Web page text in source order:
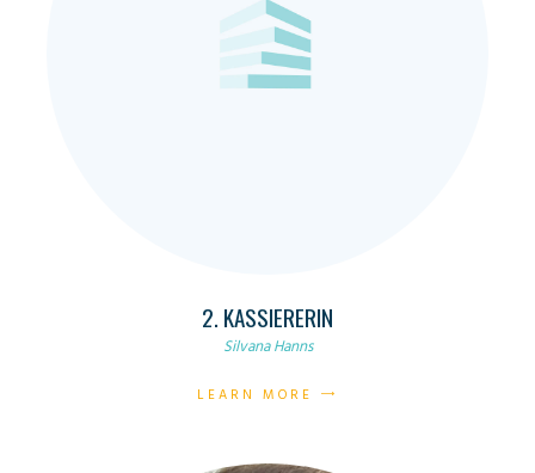
2. KASSIERERIN
Silvana Hanns
LEARN MORE